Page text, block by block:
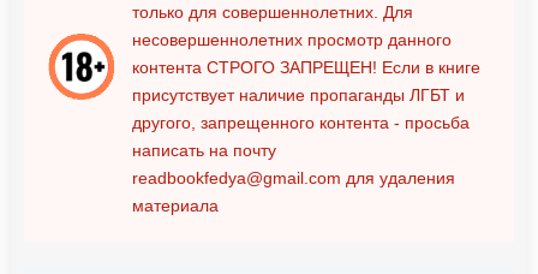
только для совершеннолетних. Для
несовершеннолетних просмотр данного
контента СТРОГО ЗАПРЕЩЕН! Если в книге
присутствует наличие пропаганды ЛГБТ и
другого, запрещенного контента - просьба
написать на почту
readbookfedya@gmail.com для удаления
материала